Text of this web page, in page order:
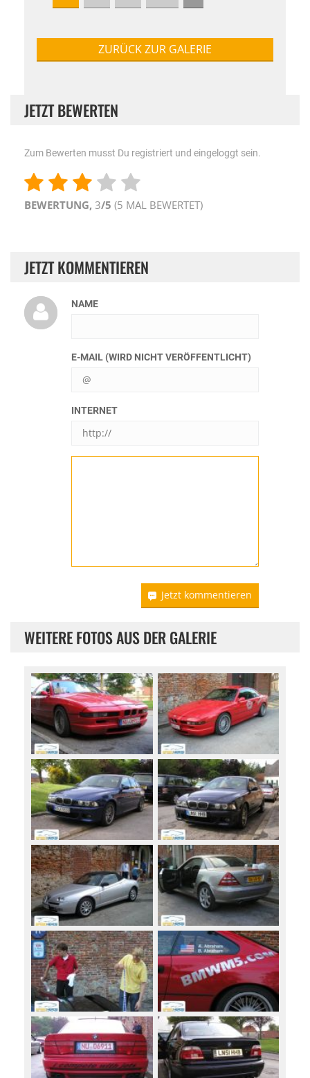
ZURÜCK ZUR GALERIE
JETZT BEWERTEN
Zum Bewerten musst Du registriert und eingeloggt sein.
BEWERTUNG, 3/5 (5 MAL BEWERTET)
JETZT KOMMENTIEREN
NAME
E-MAIL (WIRD NICHT VERÖFFENTLICHT)
INTERNET
Jetzt kommentieren
WEITERE FOTOS AUS DER GALERIE